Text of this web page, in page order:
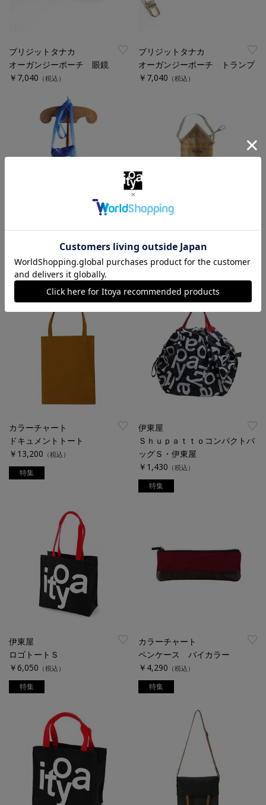
ブリジットタナカ
オーガンジーポーチ 眼鏡
￥7,040 （税込）
ブリジットタナカ
オーガンジーポーチ トランプ
￥7,040 （税込）
ブリジットタナカ
オーガンジーポシェット ムー
ンブーツ
￥9,130（税込）
ブリジットタナカ
オーガンジーポーチ カビーネ
￥6,160（税込）
カラーチャート
ドキュメントトート
￥13,200 （税込）
特集
伊東屋
Ｓｈｕｐａｔｔｏコンパクトバ
ッグＳ・伊東屋
￥1,430 （税込）
特集
伊東屋
ロゴトートＳ
￥6,050 （税込）
特集
カラーチャート
ペンケース バイカラー
￥4,290 （税込）
特集